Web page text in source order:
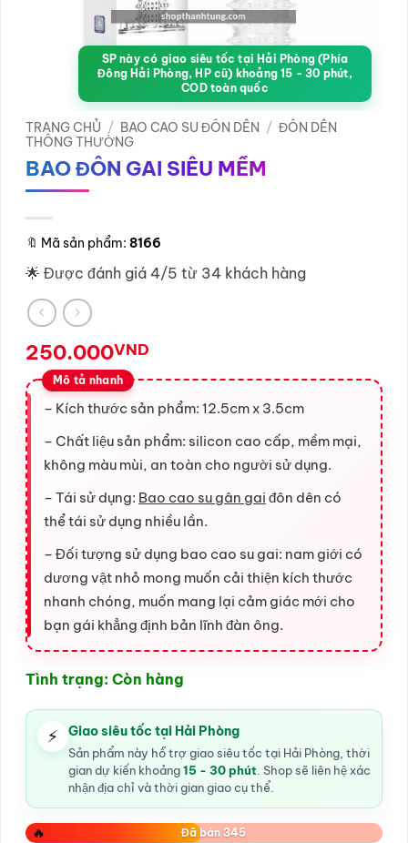
SP này có giao siêu tốc tại Hải Phòng (Phía
Đông Hải Phòng, HP cũ) khoảng 15 - 30 phút,
COD toàn quốc
TRANG CHỦ / BAO CAO SU ĐÔN DÊN / ĐÔN DÊN
THÔNG THƯỜNG
BAO ĐÔN GAI SIÊU MỀM
🔖 Mã sản phẩm: 8166
🌟 Được đánh giá 4/5 từ 34 khách hàng
250.000VND
– Kích thước sản phẩm: 12.5cm x 3.5cm
– Chất liệu sản phẩm: silicon cao cấp, mềm mại,
không màu mùi, an toàn cho người sử dụng.
– Tái sử dụng: Bao cao su gân gai đôn dên có
thể tái sử dụng nhiều lần.
– Đối tượng sử dụng bao cao su gai: nam giới có
dương vật nhỏ mong muốn cải thiện kích thước
nhanh chóng, muốn mang lại cảm giác mới cho
bạn gái khẳng định bản lĩnh đàn ông.
Tình trạng: Còn hàng
⚡ Giao siêu tốc tại Hải Phòng
Sản phẩm này hỗ trợ giao siêu tốc tại Hải Phòng, thời
gian dự kiến khoảng15 - 30 phút. Shop sẽ liên hệ xác
nhận địa chỉ và thời gian giao cụ thể.
🔥 Đã bán 345